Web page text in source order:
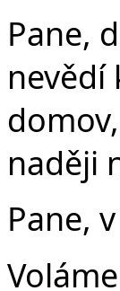
Pane,
nevědí
naději
Pane,